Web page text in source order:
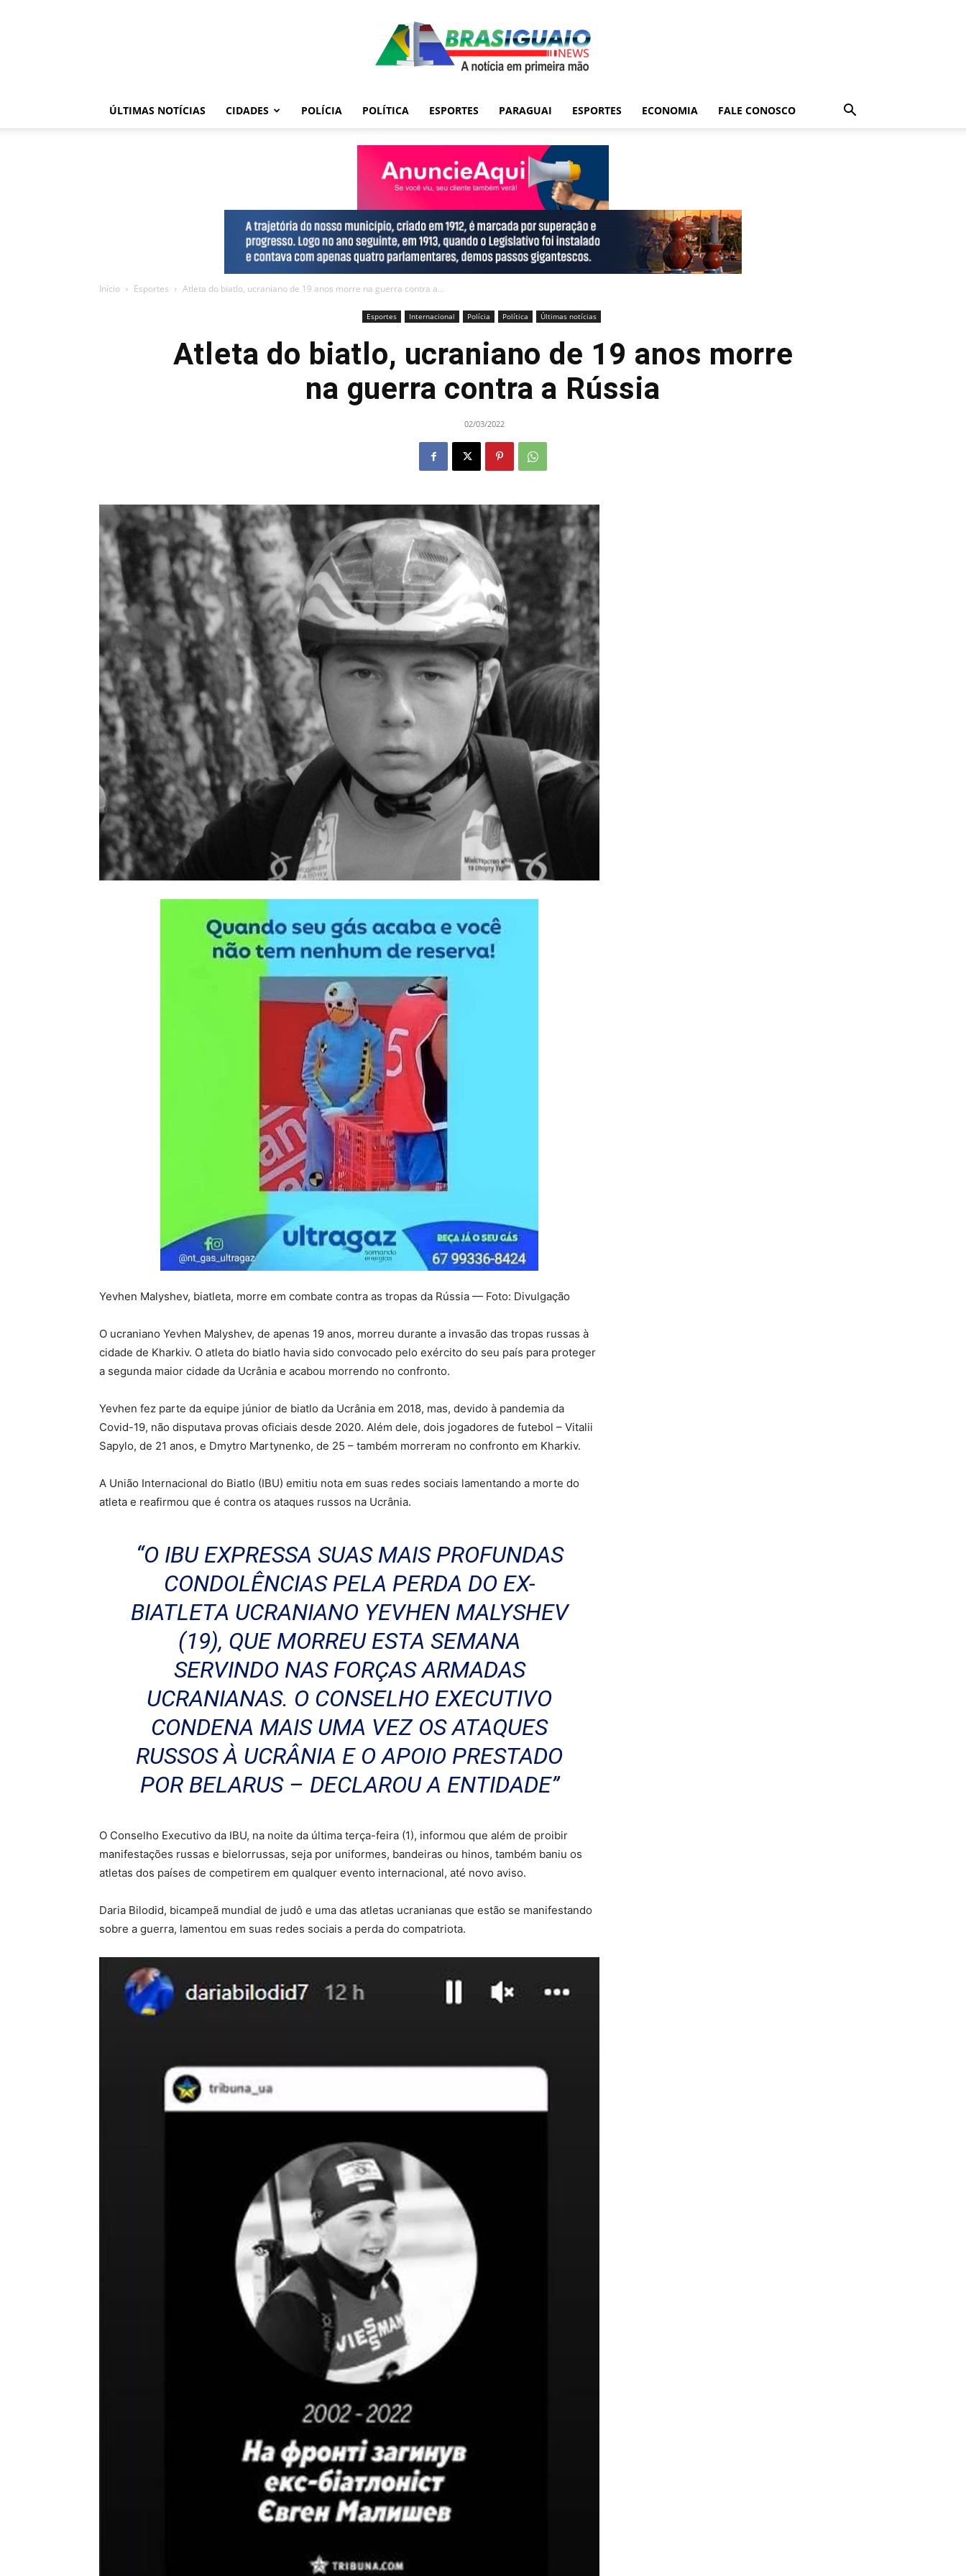
ÚLTIMAS NOTÍCIAS CIDADES POLÍCIA POLÍTICA ESPORTES PARAGUAI ESPORTES ECONOMIA FALE CONOSCO
Início Esportes Atleta do biatlo, ucraniano de 19 anos morre na guerra contra a...
Esportes Internacional Polícia Política Últimas notícias
Atleta do biatlo, ucraniano de 19 anos morre
na guerra contra a Rússia
02/03/2022
Yevhen Malyshev, biatleta, morre em combate contra as tropas da Rússia — Foto: Divulgação
O ucraniano Yevhen Malyshev, de apenas 19 anos, morreu durante a invasão das tropas russas à
cidade de Kharkiv. O atleta do biatlo havia sido convocado pelo exército do seu país para proteger
a segunda maior cidade da Ucrânia e acabou morrendo no confronto.
Yevhen fez parte da equipe júnior de biatlo da Ucrânia em 2018, mas, devido à pandemia da
Covid-19, não disputava provas oficiais desde 2020. Além dele, dois jogadores de futebol – Vitalii
Sapylo, de 21 anos, e Dmytro Martynenko, de 25 – também morreram no confronto em Kharkiv.
A União Internacional do Biatlo (IBU) emitiu nota em suas redes sociais lamentando a morte do
atleta e reafirmou que é contra os ataques russos na Ucrânia.
“O IBU EXPRESSA SUAS MAIS PROFUNDAS
CONDOLÊNCIAS PELA PERDA DO EX-
BIATLETA UCRANIANO YEVHEN MALYSHEV
(19), QUE MORREU ESTA SEMANA
SERVINDO NAS FORÇAS ARMADAS
UCRANIANAS. O CONSELHO EXECUTIVO
CONDENA MAIS UMA VEZ OS ATAQUES
RUSSOS À UCRÂNIA E O APOIO PRESTADO
POR BELARUS – DECLAROU A ENTIDADE”
O Conselho Executivo da IBU, na noite da última terça-feira (1), informou que além de proibir
manifestações russas e bielorrussas, seja por uniformes, bandeiras ou hinos, também baniu os
atletas dos países de competirem em qualquer evento internacional, até novo aviso.
Daria Bilodid, bicampeã mundial de judô e uma das atletas ucranianas que estão se manifestando
sobre a guerra, lamentou em suas redes sociais a perda do compatriota.